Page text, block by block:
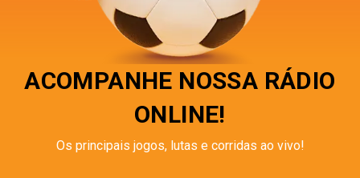
ACOMPANHE NOSSA RÁDIO
ONLINE!
Os principais jogos, lutas e corridas ao vivo!